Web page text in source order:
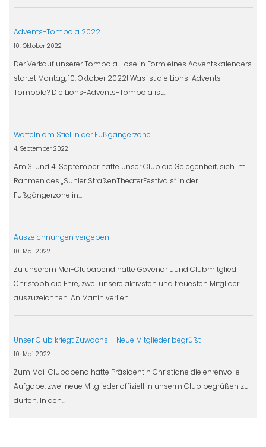
Advents-Tombola 2022
10. Oktober 2022
Der Verkauf unserer Tombola-Lose in Form eines Adventskalenders
startet Montag, 10. Oktober 2022! Was ist die Lions-Advents-
Tombola? Die Lions-Advents-Tombola ist…
Waffeln am Stiel in der Fußgängerzone
4. September 2022
Am 3. und 4. September hatte unser Club die Gelegenheit, sich im
Rahmen des „Suhler StraßenTheaterFestivals“ in der
Fußgängerzone in…
Auszeichnungen vergeben
10. Mai 2022
Zu unserem Mai-Clubabend hatte Govenor uund Clubmitglied
Christoph die Ehre, zwei unsere aktivsten und treuesten Mitglider
auszuzeichnen. An Martin verlieh…
Unser Club kriegt Zuwachs – Neue Mitglieder begrüßt
10. Mai 2022
Zum Mai-Clubabend hatte Präsidentin Christiane die ehrenvolle
Aufgabe, zwei neue Mitglieder offiziell in unserm Club begrüßen zu
dürfen. In den…